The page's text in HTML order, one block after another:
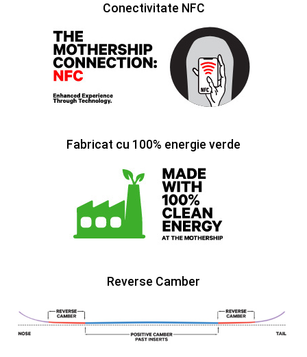
Conectivitate NFC
Fabricat cu 100% energie verde
Reverse Camber